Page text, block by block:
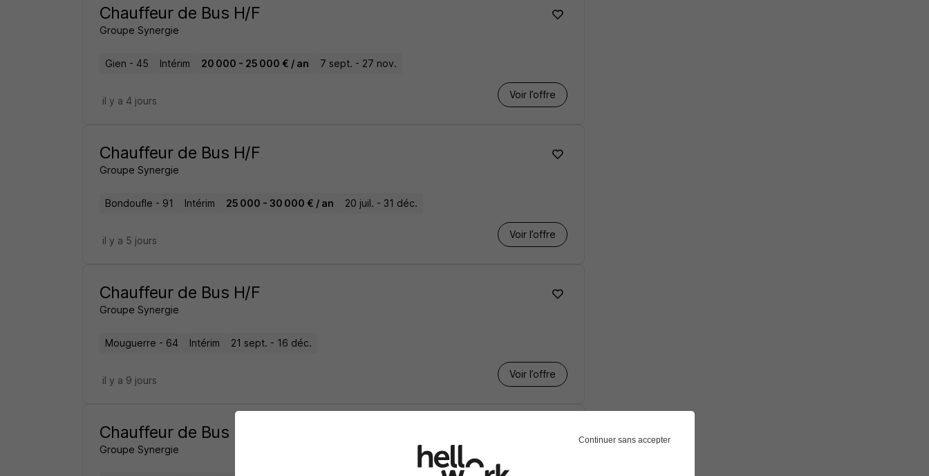
Chauffeur de Bus H/F
Groupe Synergie
Gien - 45 Intérim 20 000 - 25 000 € / an 7 sept. - 27 nov.
Voir l’offre
il y a 4 jours
Chauffeur de Bus H/F
Groupe Synergie
Bondoufle - 91 Intérim 25 000 - 30 000 € / an 20 juil. - 31 déc.
Voir l’offre
il y a 5 jours
Chauffeur de Bus H/F
Groupe Synergie
Mouguerre - 64 Intérim 21 sept. - 16 déc.
Voir l’offre
il y a 9 jours
Chauffeur de Bus H/F
Groupe Synergie
Continuer sans accepter